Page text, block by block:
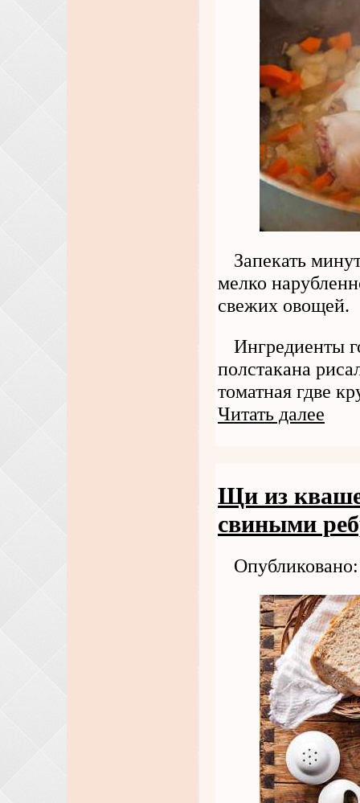
Запекать
мелко
свежих овощей.
Ингредиенты
полстакана
томатная гдве
Читать далее
Щи из
свиными